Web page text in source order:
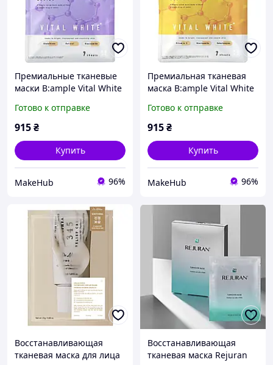
Премиальные тканевые
маски B:ample Vital White
Готово к отправке
915₴
Купить
MakeHub 96%
Премиальная тканевая
маска B:ample Vital White
Готово к отправке
915₴
Купить
MakeHub 96%
Восстанавливающая
тканевая маска для лица
Восстанавливающая
тканевая маска Rejuran